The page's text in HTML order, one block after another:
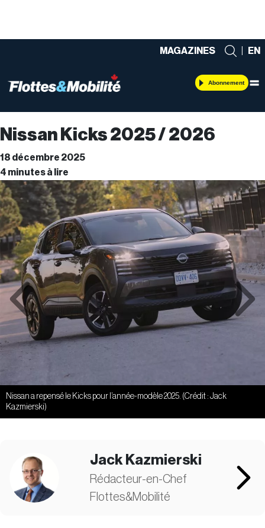
MAGAZINES EN
Abonnement
Nissan Kicks 2025 / 2026
18 décembre 2025
4 minutes à lire
Nissan a repensé le Kicks pour l’année-modèle 2025. (Crédit : Jack
Kazmierski)
Previous Next
Jack Kazmierski
Rédacteur-en-Chef
Flottes&Mobilité